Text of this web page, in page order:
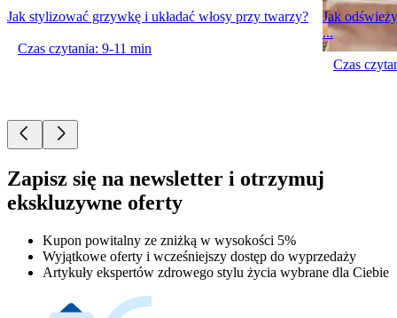
Jak stylizować grzywkę i układać włosy przy twarzy?
Czas czytania: 9-11 min
Jak
...
Czas
Zapisz się na newsletter i otrzymuj
ekskluzywne oferty
Kupon powitalny ze zniżką w wysokości 5%
Wyjątkowe oferty i wcześniejszy dostęp do wyprzedaży
Artykuły ekspertów zdrowego stylu życia wybrane dla Ciebie